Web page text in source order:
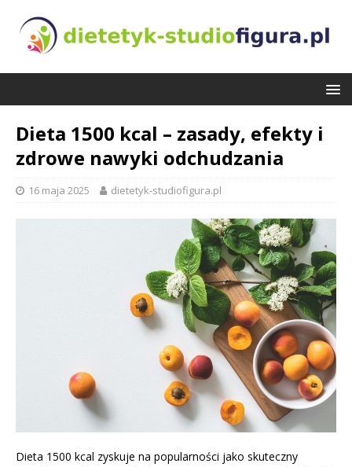
Dieta 1500 kcal – zasady, efekty i
zdrowe nawyki odchudzania
16 maja 2025 dietetyk-studiofigura.pl
Dieta 1500 kcal zyskuje na popularności jako skuteczny